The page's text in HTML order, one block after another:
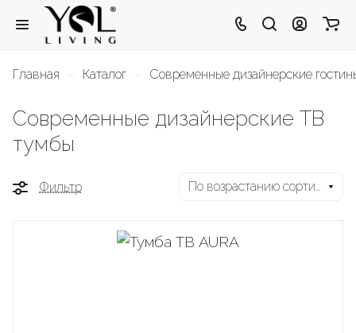
Главная Каталог Современные дизайнерские
Современные дизайнерские ТВ
тумбы
Фильтр По возрастанию сортировки